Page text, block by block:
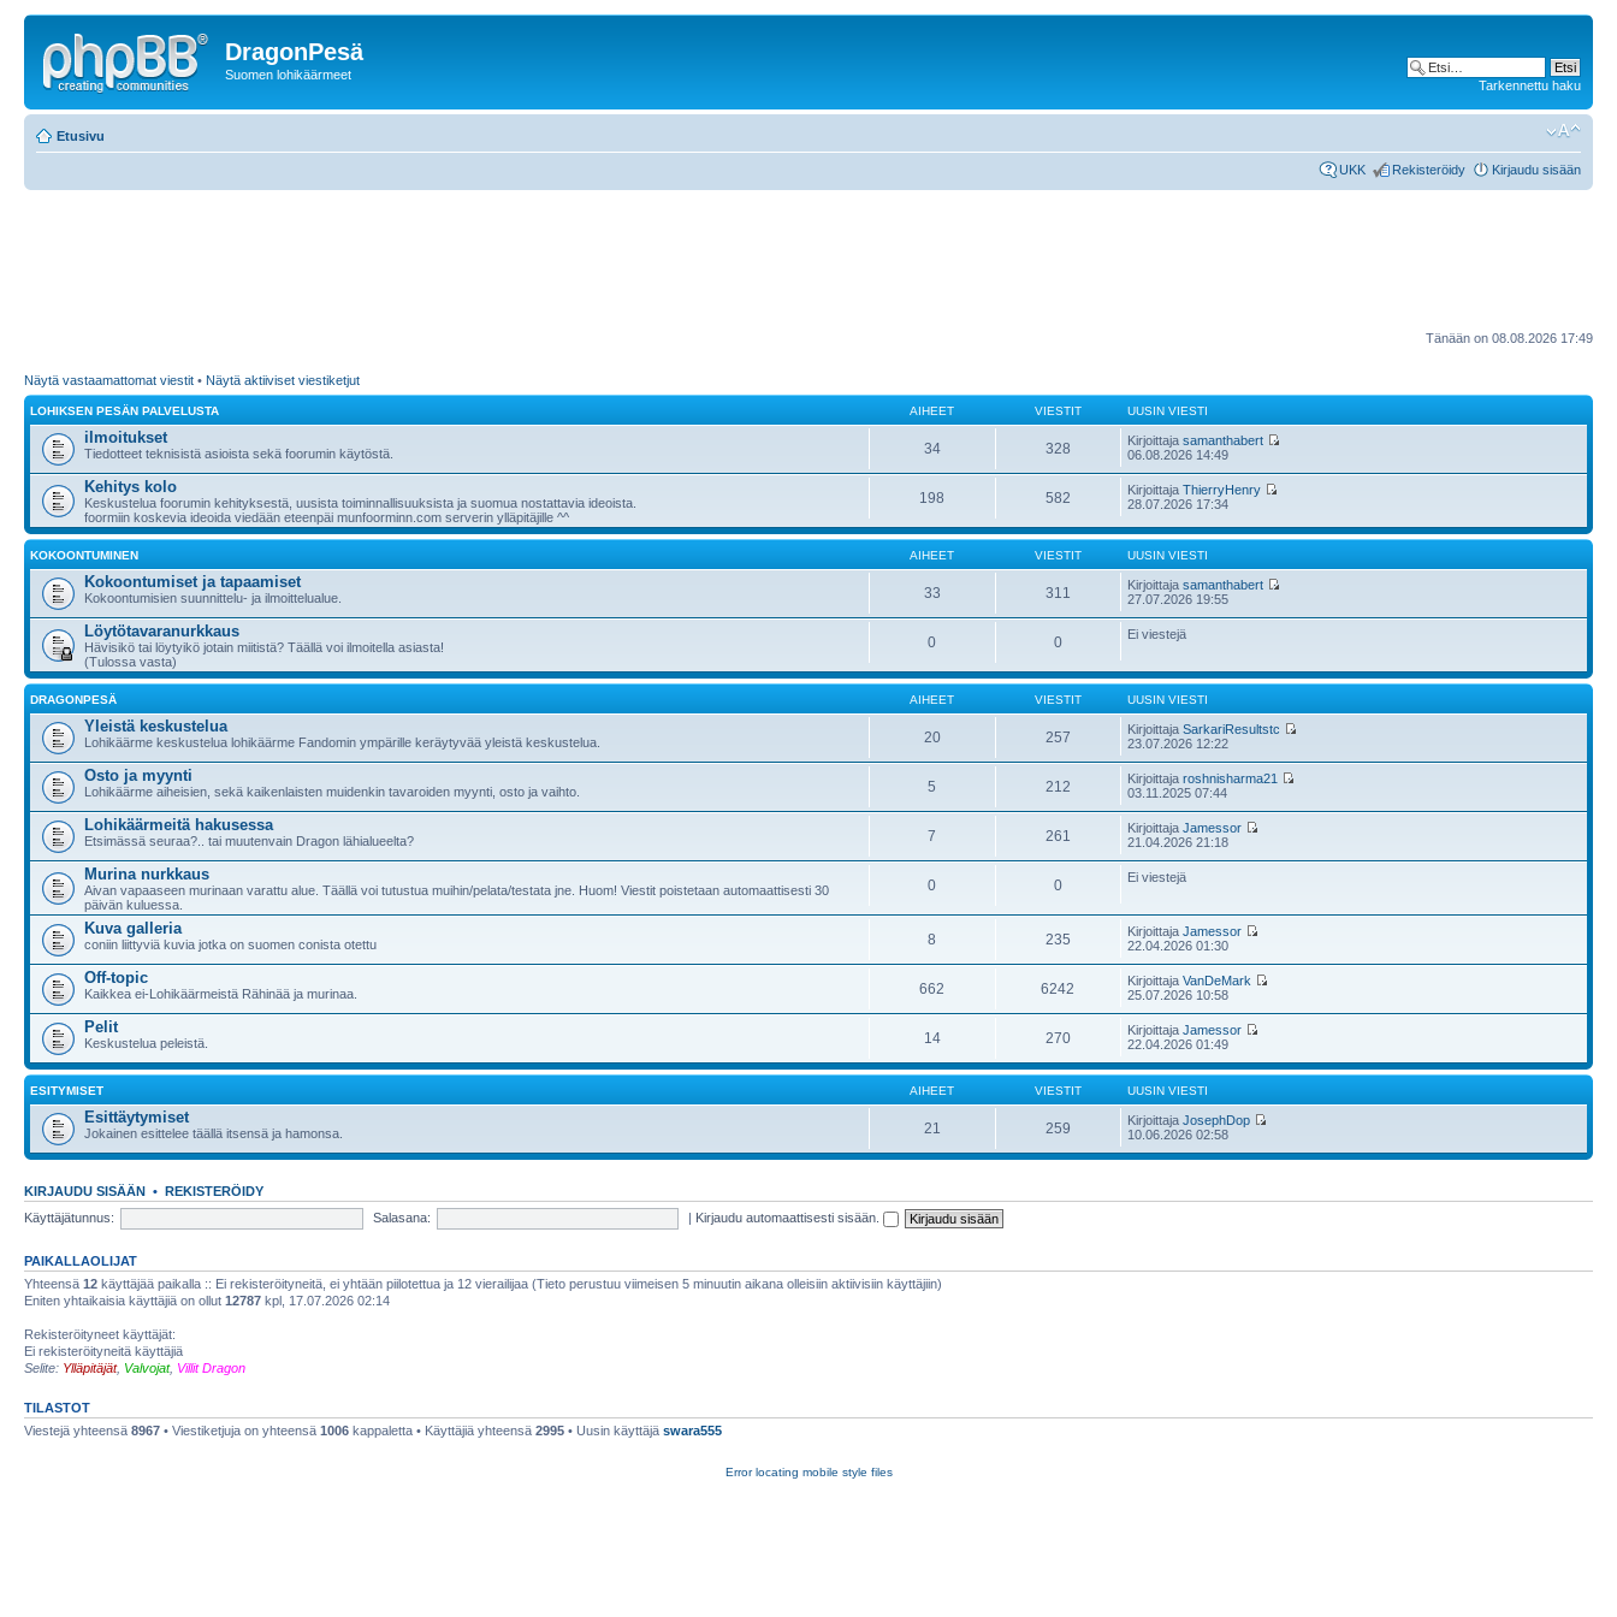
DragonPesä
Suomen lohikäärmeet
Tarkennettu haku
Etusivu
UKK Rekisteröidy Kirjaudu sisään
Tänään on 08.08.2026 17:49
Näytä vastaamattomat viestit • Näytä aktiiviset viestiketjut
LOHIKSEN PESÄN PALVELUSTA AIHEET VIESTIT UUSIN VIESTI
ilmoitukset
Tiedotteet teknisistä asioista sekä foorumin käytöstä. 34 328 Kirjoittajasamanthabert
06.08.2026 14:49
Kehitys kolo
Keskustelua foorumin kehityksestä, uusista toiminnallisuuksista ja suomua nostattavia ideoista.
foormiin koskevia ideoida viedään eteenpäi munfoorminn.com serverin ylläpitäjille ^^
198 582 KirjoittajaThierryHenry
28.07.2026 17:34
KOKOONTUMINEN AIHEET VIESTIT UUSIN VIESTI
Kokoontumiset ja tapaamiset
Kokoontumisien suunnittelu- ja ilmoittelualue. 33 311 Kirjoittajasamanthabert
27.07.2026 19:55
Löytötavaranurkkaus
Hävisikö tai löytyikö jotain miitistä? Täällä voi ilmoitella asiasta!
(Tulossa vasta)
0 0 Ei viestejä
DRAGONPESÄ AIHEET VIESTIT UUSIN VIESTI
Yleistä keskustelua
Lohikäärme keskustelua lohikäärme Fandomin ympärille keräytyvää yleistä keskustelua. 20 257 KirjoittajaSarkariResultstc
23.07.2026 12:22
Osto ja myynti
Lohikäärme aiheisien, sekä kaikenlaisten muidenkin tavaroiden myynti, osto ja vaihto. 5 212 Kirjoittajaroshnisharma21
03.11.2025 07:44
Lohikäärmeitä hakusessa
Etsimässä seuraa?.. tai muutenvain Dragon lähialueelta? 7 261 KirjoittajaJamessor
21.04.2026 21:18
Murina nurkkaus
Aivan vapaaseen murinaan varattu alue. Täällä voi tutustua muihin/pelata/testata jne. Huom! Viestit poistetaan automaattisesti 30
päivän kuluessa.
0 0 Ei viestejä
Kuva galleria
coniin liittyviä kuvia jotka on suomen conista otettu 8 235 KirjoittajaJamessor
22.04.2026 01:30
Off-topic
Kaikkea ei-Lohikäärmeistä Rähinää ja murinaa. 662 6242 KirjoittajaVanDeMark
25.07.2026 10:58
Pelit
Keskustelua peleistä. 14 270 KirjoittajaJamessor
22.04.2026 01:49
ESITYMISET AIHEET VIESTIT UUSIN VIESTI
Esittäytymiset
Jokainen esittelee täällä itsensä ja hamonsa. 21 259 KirjoittajaJosephDop
10.06.2026 02:58
KIRJAUDU SISÄÄN • REKISTERÖIDY
Käyttäjätunnus:
Salasana: | Kirjaudu automaattisesti sisään.
PAIKALLAOLIJAT
Yhteensä 12 käyttäjää paikalla :: Ei rekisteröityneitä, ei yhtään piilotettua ja 12 vierailijaa (Tieto perustuu viimeisen 5 minuutin aikana olleisiin aktiivisiin käyttäjiin)
Eniten yhtaikaisia käyttäjiä on ollut 12787 kpl, 17.07.2026 02:14
Rekisteröityneet käyttäjät:
Ei rekisteröityneitä käyttäjiä
Selite: Ylläpitäjät, Valvojat, Villit Dragon
TILASTOT
Viestejä yhteensä 8967 • Viestiketjuja on yhteensä 1006 kappaletta • Käyttäjiä yhteensä 2995 • Uusin käyttäjä swara555
Error locating mobile style files